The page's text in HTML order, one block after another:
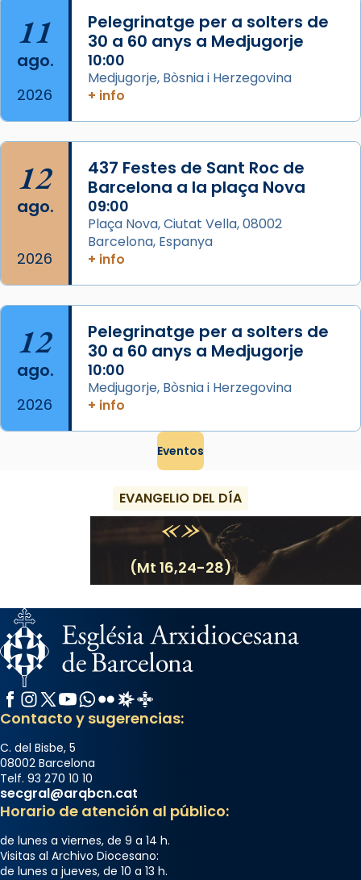
partir de l’Edat Mitjana sorgeix la tradició
que les santes Juliana (“relatiu a Júlia”) i
Semproniana (“relatiu a Semprònia =
eterna”) són deixebles seves. I l’any 1667, el
frare Joan Gaspar Roig, afirma en una obra
que les santes són filles de l’antiga Iluro.
Mataró en reivindicarà les relíq
Foto
View on Facebook · Share
11
ago.
2026
Pelegrinatge per a solters de
30 a 60 anys a Medjugorje
10:00
Medjugorje, Bòsnia i Herzegovina
+ info
12
ago.
2026
437 Festes de Sant Roc de
Barcelona a la plaça Nova
09:00
Plaça Nova, Ciutat Vella, 08002
Barcelona, Espanya
+ info
12
ago.
2026
Pelegrinatge per a solters de
30 a 60 anys a Medjugorje
10:00
Medjugorje, Bòsnia i Herzegovina
+ info
Eventos
EVANGELIO DEL DÍA
(Mt 16,24-28)
Facebook
Instagram
X / Twitter
YouTube
WhatsApp
FlickrRadio Estel
Catalunya Cristiana
Contacto y sugerencias:
C. del Bisbe, 5
08002 Barcelona
Telf. 93 270 10 10
secgral@arqbcn.cat
Horario de atención al público:
de lunes a viernes, de 9 a 14 h.
Visitas al Archivo Diocesano:
de lunes a jueves, de 10 a 13 h.